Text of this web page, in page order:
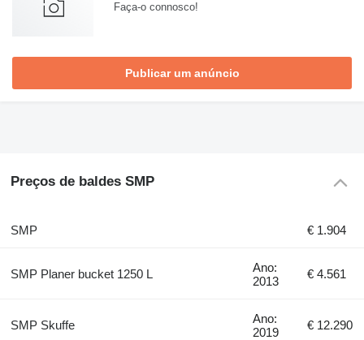
Faça-o connosco!
Publicar um anúncio
Preços de baldes SMP
SMP € 1.904
SMP Planer bucket 1250 L
Ano:
2013
€ 4.561
SMP Skuffe
Ano:
2019
€ 12.290